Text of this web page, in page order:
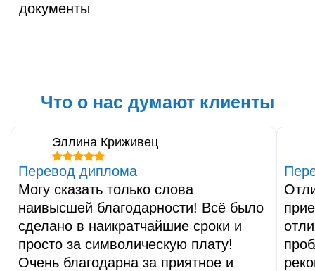
документы
Что о нас думают клиенты
Эллина Криживец
Перевод диплома
Могу сказать только слова
наивысшей благодарности! Всё было
сделано в наикратчайшие сроки и
просто за символическую плату!
Очень благодарна за приятное и